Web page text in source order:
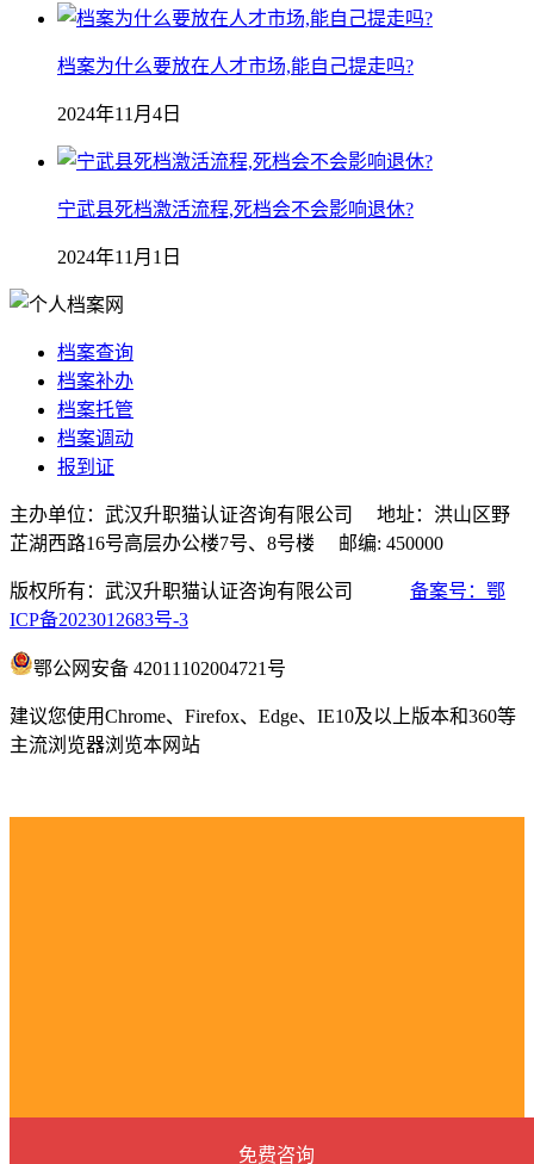
档案为什么要放在人才市场,能自己提走吗?
2024年11月4日
宁武县死档激活流程,死档会不会影响退休?
2024年11月1日
档案查询
档案补办
档案托管
档案调动
报到证
主办单位：武汉升职猫认证咨询有限公司 地址：洪山区野
芷湖西路16号高层办公楼7号、8号楼 邮编: 450000
版权所有：武汉升职猫认证咨询有限公司 备案号：鄂
ICP备2023012683号-3
鄂公网安备 42011102004721号
建议您使用Chrome、Firefox、Edge、IE10及以上版本和360等
主流浏览器浏览本网站
免费咨询